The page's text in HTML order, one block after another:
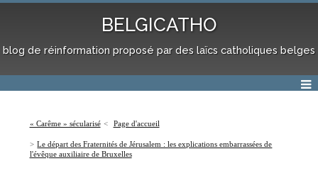
BELGICATHO
blog de réinformation proposé par des laïcs catholiques belges
« Carême » sécularisé Page d'accueil
Le départ des Fraternités de Jérusalem : les explications embarrassées de
l'évêque auxiliaire de Bruxelles